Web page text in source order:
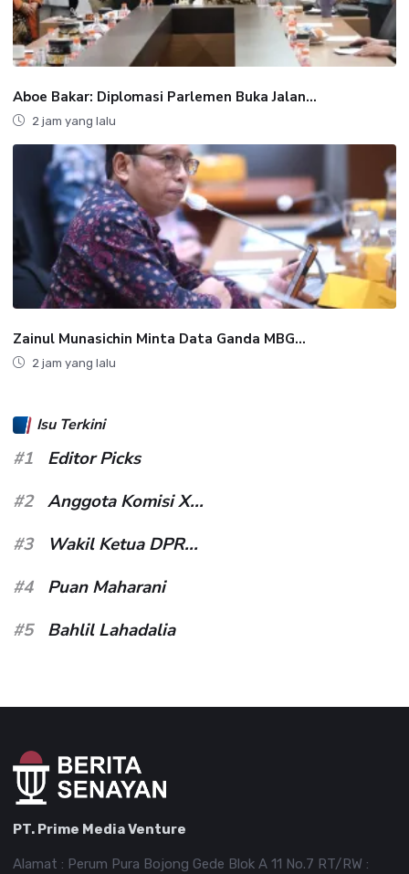
Aboe Bakar: Diplomasi Parlemen Buka Jalan...
2 jam yang lalu
Zainul Munasichin Minta Data Ganda MBG...
2 jam yang lalu
Isu Terkini
#1
Editor Picks
#2
Anggota Komisi X...
#3
Wakil Ketua DPR...
#4
Puan Maharani
#5
Bahlil Lahadalia
PT. Prime Media Venture
Alamat : Perum Pura Bojong Gede Blok A 11 No.7 RT/RW :